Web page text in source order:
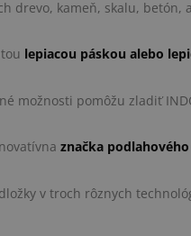
drevo, kameň, skalu, betón,
lepiacou páskou alebo
možnosti pomôžu zladiť
značka
v troch rôznych